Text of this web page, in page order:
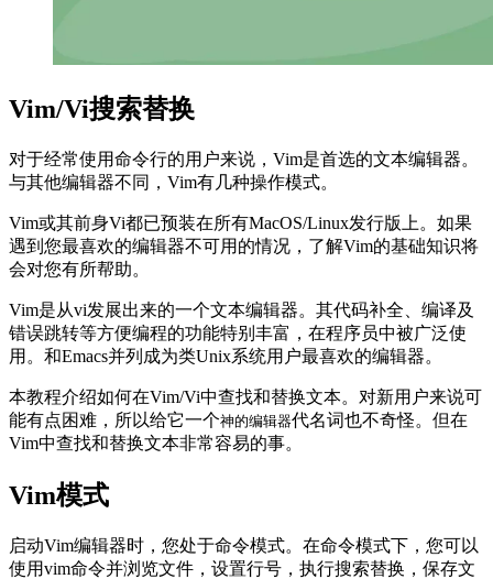
Vim/Vi搜索替换
对于经常使用命令行的用户来说，Vim是首选的文本编辑器。
与其他编辑器不同，Vim有几种操作模式。
Vim或其前身Vi都已预装在所有MacOS/Linux发行版上。如果
遇到您最喜欢的编辑器不可用的情况，了解Vim的基础知识将
会对您有所帮助。
Vim是从vi发展出来的一个文本编辑器。其代码补全、编译及
错误跳转等方便编程的功能特别丰富，在程序员中被广泛使
用。和Emacs并列成为类Unix系统用户最喜欢的编辑器。
本教程介绍如何在Vim/Vi中查找和替换文本。对新用户来说可
能有点困难，所以给它一个神的编辑器代名词也不奇怪。但在
Vim中查找和替换文本非常容易的事。
Vim模式
启动Vim编辑器时，您处于命令模式。在命令模式下，您可以
使用vim命令并浏览文件，设置行号，执行搜索替换，保存文